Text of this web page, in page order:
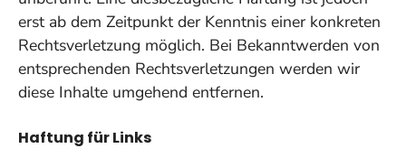
erst ab dem Zeitpunkt der Kenntnis einer konkreten
Rechtsverletzung möglich. Bei Bekanntwerden von
entsprechenden Rechtsverletzungen werden wir
diese Inhalte umgehend entfernen.
Haftung für Links